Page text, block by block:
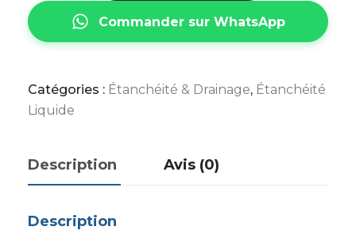
Commander sur WhatsApp
Catégories : Étanchéité & Drainage, Étanchéité
Liquide
Description Avis (0)
Description